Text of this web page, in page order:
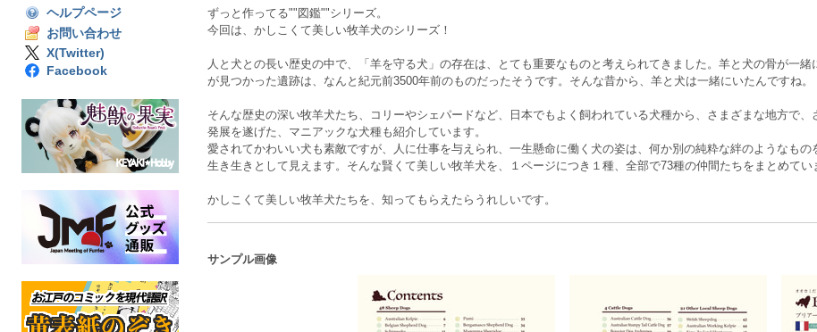
ヘルプページ
お問い合わせ
X(Twitter)
Facebook
ずっと作ってる""図鑑""シリーズ。
今回は、かしこくて美しい牧羊犬のシリーズ！
人と犬との長い歴史の中で、「羊を守る犬」の存在は、とても重要なものと考えられてきました。羊と犬の骨が一緒
が見つかった遺跡は、なんと紀元前3500年前のものだったそうです。そんな昔から、羊と犬は一緒にいたんですね。
そんな歴史の深い牧羊犬たち、コリーやシェパードなど、日本でもよく飼われている犬種から、さまざまな地方で、
発展を遂げた、マニアックな犬種も紹介しています。
愛されてかわいい犬も素敵ですが、人に仕事を与えられ、一生懸命に働く犬の姿は、何か別の純粋な絆のようなもの
生き生きとして見えます。そんな賢くて美しい牧羊犬を、１ページにつき１種、全部で73種の仲間たちをまとめてい
かしこくて美しい牧羊犬たちを、知ってもらえたらうれしいです。
サンプル画像